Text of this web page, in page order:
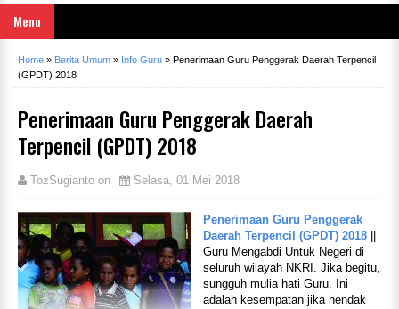
Menu
Home » Berita Umum » Info Guru » Penerimaan Guru Penggerak Daerah Terpencil
(GPDT) 2018
Penerimaan Guru Penggerak Daerah
Terpencil (GPDT) 2018
TozSugianto on Selasa, 01 Mei 2018
Penerimaan Guru Penggerak
Daerah Terpencil (GPDT) 2018
Guru Mengabdi Untuk Negeri di
seluruh wilayah NKRI. Jika begitu,
sungguh mulia hati Guru. Ini
adalah kesempatan jika hendak